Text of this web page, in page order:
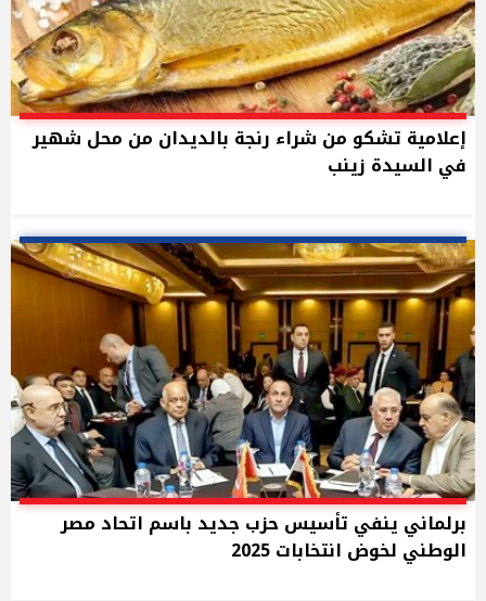
إعلامية تشكو من شراء رنجة بالديدان من محل شهير
في السيدة زينب
برلماني ينفي تأسيس حزب جديد باسم اتحاد مصر
الوطني لخوض انتخابات 2025